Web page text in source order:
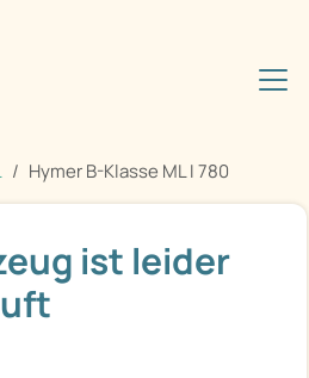
Hymer B-Klasse ML I 780
ist leider